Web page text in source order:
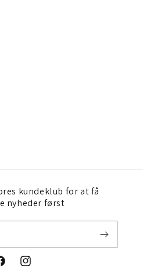
kundeklub for at få
nyheder først
Instagram